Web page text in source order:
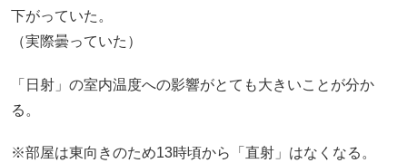
下がっていた。
（実際曇っていた）
「日射」の室内温度への影響がとても大きいことが分か
る。
※部屋は東向きのため13時頃から「直射」はなくなる。